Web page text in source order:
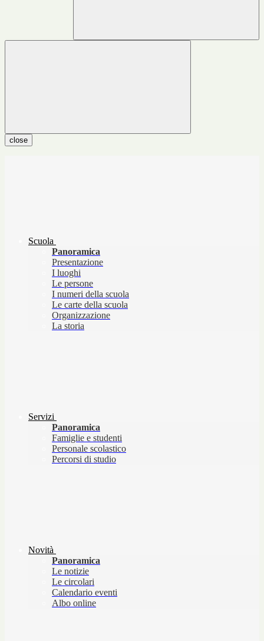
close
Scuola
Panoramica
Presentazione
I luoghi
Le persone
I numeri della scuola
Le carte della scuola
Organizzazione
La storia
Servizi
Panoramica
Famiglie e studenti
Personale scolastico
Percorsi di studio
Novità
Panoramica
Le notizie
Le circolari
Calendario eventi
Albo online